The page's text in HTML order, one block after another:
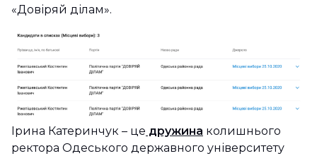
«Довіряй ділам».
Ірина Катеринчук – це дружина колишнього
ректора Одеського державного університету